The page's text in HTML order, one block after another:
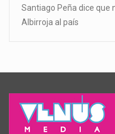
Santiago Peña dice que
Albirroja al país